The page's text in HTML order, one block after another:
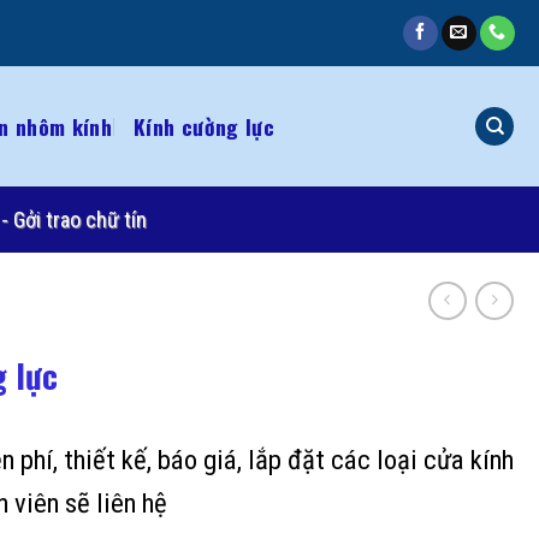
nhôm kính Kính cường lực
Gởi trao chữ tín
lực
phí, thiết kế, báo giá, lắp đặt các loại cửa kính
viên sẽ liên hệ